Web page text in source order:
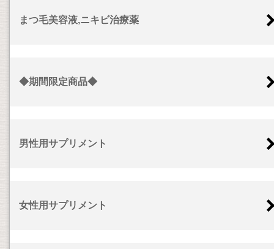
まつ毛美容液,ニキビ治療薬
◆期間限定商品◆
男性用サプリメント
女性用サプリメント